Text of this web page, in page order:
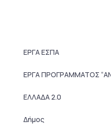
ΕΡΓΑ ΕΣΠΑ
ΕΡΓΑ ΠΡΟΓΡΑΜΜΑΤΟΣ
ΕΛΛΑΔΑ 2.0
Δήμος